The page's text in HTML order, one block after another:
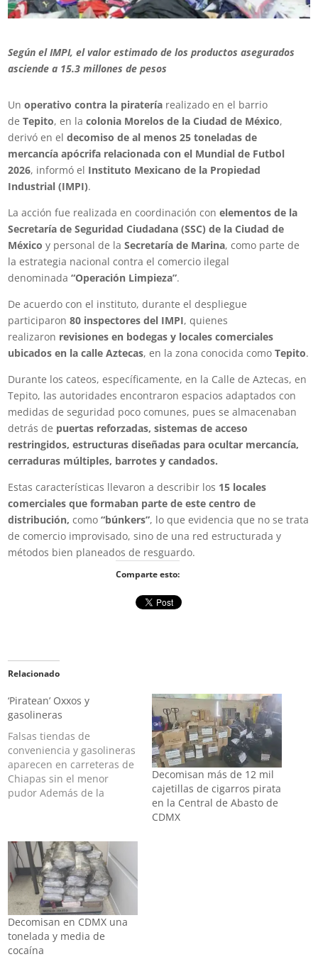
Según el IMPI, el valor estimado de los productos asegurados
asciende a 15.3 millones de pesos
Unoperativo contra la piratería realizado en el barrio
deTepito, en lacolonia Morelos de la Ciudad de México,
derivó en eldecomiso de al menos 25 toneladas de
mercancía apócrifa relacionada con el Mundial de Futbol
2026, informó el Instituto Mexicano de la Propiedad
Industrial (IMPI).
La acción fue realizada en coordinación conelementos de la
Secretaría de Seguridad Ciudadana (SSC) de la Ciudad de
México y personal de laSecretaría de Marina, como parte de
la estrategia nacional contra el comercio ilegal
denominada“Operación Limpieza”.
De acuerdo con el instituto, durante el despliegue
participaron80 inspectores del IMPI, quienes
realizaron revisiones en bodegas y locales comerciales
ubicados en la calle Aztecas, en la zona conocida comoTepito.
Durante los cateos, específicamente, en la Calle de Aztecas, en
Tepito, las autoridades encontraron espacios adaptados con
medidas de seguridad poco comunes, pues se almacenaban
detrás de puertas reforzadas, sistemas de acceso
restringidos, estructuras diseñadas para ocultar mercancía,
cerraduras múltiples, barrotes y candados.
Estas características llevaron a describir los 15 locales
comerciales que formaban parte de este centro de
distribución, como“búnkers”, lo que evidencia que no se trata
de comercio improvisado, sino de una red estructurada y
métodos bien planeados de resguardo.
Comparte esto:
Relacionado
‘Piratean’ Oxxos y
gasolineras
Falsas tiendas de
conveniencia y gasolineras
aparecen en carreteras de
Chiapas sin el menor
pudor Además de la
también falsifican las
tiendas OXXO y las
gasolineras de Pemex. En
la carretera federal La
Trinitaria-Lagos de
Montebello, este año
fueron abiertas…
Decomisan más de 12 mil
cajetillas de cigarros pirata
en la Central de Abasto de
CDMX
Decomisan en CDMX una
tonelada y media de
cocaína